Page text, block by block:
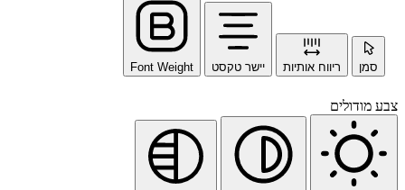
סמן ריווח אותיות יישר טקסט Font Weight
צבע מודולים